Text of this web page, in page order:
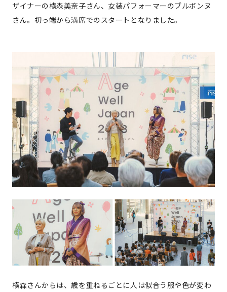
ザイナーの横森美奈子さん、女装パフォーマーのブルボンヌ
さん。初っ端から満席でのスタートとなりました。
横森さんからは、歳を重ねるごとに人は似合う服や色が変わ